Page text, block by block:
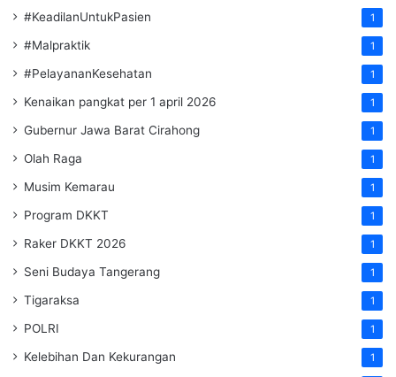
#KeadilanUntukPasien 1
#Malpraktik 1
#PelayananKesehatan 1
Kenaikan pangkat per 1 april 2026 1
Gubernur Jawa Barat Cirahong 1
Olah Raga 1
Musim Kemarau 1
Program DKKT 1
Raker DKKT 2026 1
Seni Budaya Tangerang 1
Tigaraksa 1
POLRI 1
Kelebihan Dan Kekurangan 1